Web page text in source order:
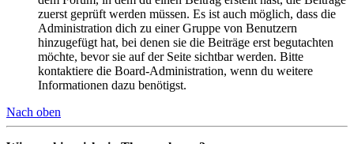
zuerst geprüft werden müssen. Es ist auch möglich, dass die
Administration dich zu einer Gruppe von Benutzern
hinzugefügt hat, bei denen sie die Beiträge erst begutachten
möchte, bevor sie auf der Seite sichtbar werden. Bitte
kontaktiere die Board-Administration, wenn du weitere
Informationen dazu benötigst.
Nach oben